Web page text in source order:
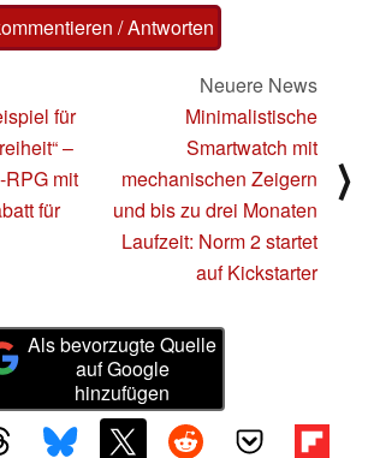
/ Antworten
für
–
mit
für
Neuere News
Minimalistische
Smartwatch mit
mechanischen Zeigern
und bis zu drei Monaten
Laufzeit: Norm 2 startet
auf Kickstarter
⟩
Als bevorzugte Quelle
auf Google
hinzufügen